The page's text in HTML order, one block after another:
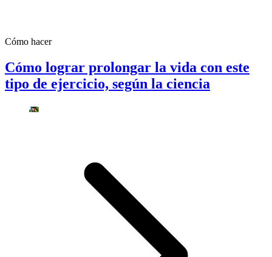
Cómo hacer
Cómo lograr prolongar la vida con este
tipo de ejercicio, según la ciencia